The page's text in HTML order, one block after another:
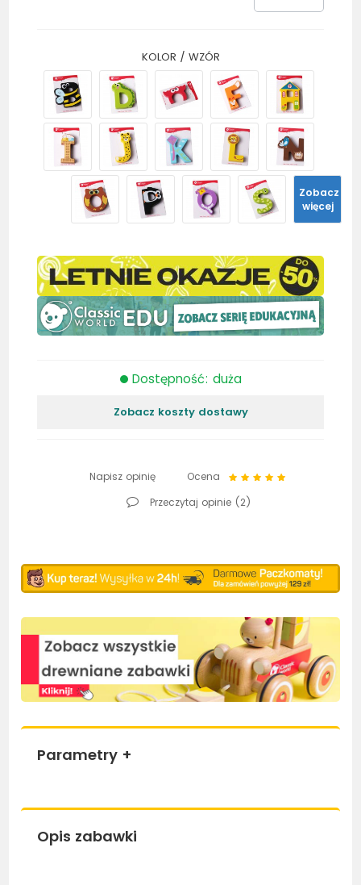
KOLOR / WZÓR
Zobacz
więcej
Dostępność: duża
Zobacz koszty dostawy
Napisz opinię
Ocena
Przeczytaj opinie (2)
Parametry +
Opis zabawki